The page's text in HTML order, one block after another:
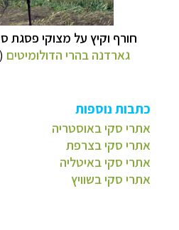
חורף וקיץ על מצוקי
גארדנה בהרי הדולומיטים
כתבות נוספות
אתרי סקי באוסטריה
אתרי סקי בצרפת
אתרי סקי באיטליה
אתרי סקי בשוויץ